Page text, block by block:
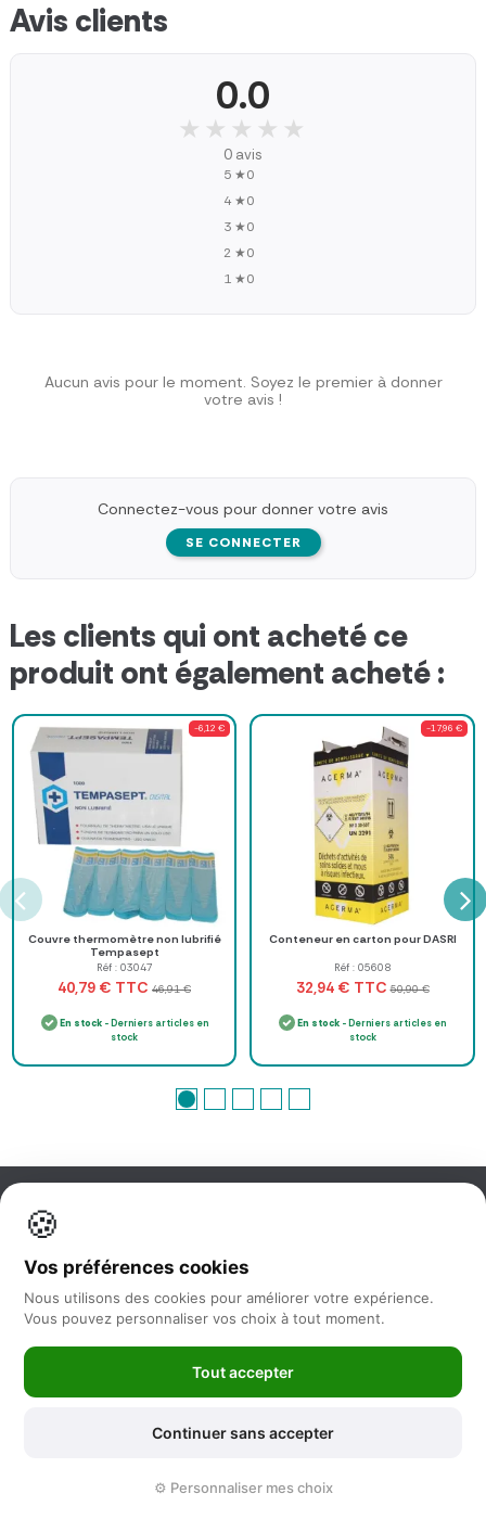
Avis clients
0.0
★★★★★
★★★★★
0 avis
5 ★0
4 ★0
3 ★0
2 ★0
1 ★0
Aucun avis pour le moment. Soyez le premier à donner
votre avis !
Connectez-vous pour donner votre avis
SE CONNECTER
Les clients qui ont acheté ce
produit ont également acheté :
-6,12 €
Couvre thermomètre non lubrifié
Tempasept
Réf : 03047
40,79 € TTC 46,91 €
En stock- Derniers articles en
stock
-17,96 €
Conteneur en carton pour DASRI
Réf : 05608
32,94 € TTC 50,90 €
En stock - Derniers articles en
stock
Information
Nos services
Newsletter
Mentions Légales-Conditions générales de vente
Politique de protection des données-
🍪
Vos préférences cookies
Nous utilisons des cookies pour améliorer votre expérience.
Vous pouvez personnaliser vos choix à tout moment.
Tout accepter
Continuer sans accepter
⚙️ Personnaliser mes choix